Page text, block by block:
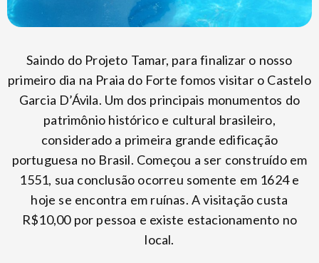
Saindo do Projeto Tamar, para finalizar o nosso
primeiro dia na Praia do Forte fomos visitar o Castelo
Garcia D’Ávila. Um dos principais monumentos do
patrimônio histórico e cultural brasileiro,
considerado a primeira grande edificação
portuguesa no Brasil. Começou a ser construído em
1551, sua conclusão ocorreu somente em 1624 e
hoje se encontra em ruínas. A visitação custa
R$10,00 por pessoa e existe estacionamento no
local.